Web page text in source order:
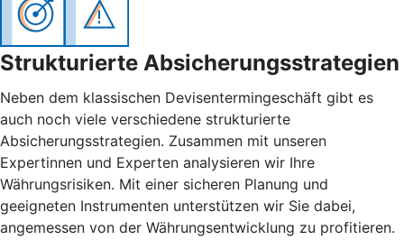
Strukturierte Absicherungsstrategien
Neben dem klassischen Devisentermingeschäft gibt es
auch noch viele verschiedene strukturierte
Absicherungsstrategien. Zusammen mit unseren
Expertinnen und Experten analysieren wir Ihre
Währungsrisiken. Mit einer sicheren Planung und
geeigneten Instrumenten unterstützen wir Sie dabei,
angemessen von der Währungsentwicklung zu profitieren.